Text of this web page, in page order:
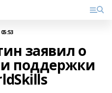
заявил о
поддержки